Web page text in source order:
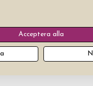
Acceptera alla